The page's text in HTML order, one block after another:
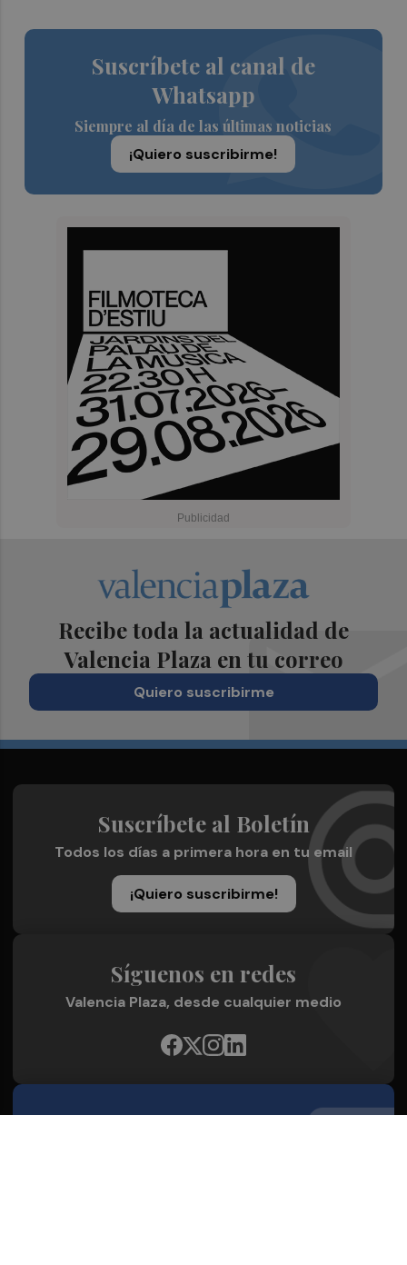
Suscríbete al canal de
Whatsapp
Siempre al día de las últimas noticias
¡Quiero suscribirme!
Recibe toda la actualidad de
Valencia Plaza en tu correo
Quiero suscribirme
Suscríbete al Boletín
Todos los días a primera hora en tu email
¡Quiero suscribirme!
Síguenos en redes
Valencia Plaza, desde cualquier medio
Quienes Somos